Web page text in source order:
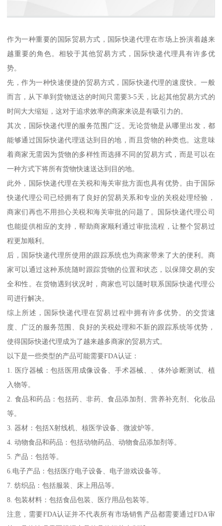
作为一种重要的国际贸易方式，国际快递代理在市场上扮演着越来
越重要的角色。相较于其他贸易方式，国际快递代理具有许多优
势。
先，作为一种快速便捷的贸易方式，国际快递代理的速度快。一般
而言，从下单到货物送达的时间只需要3-5天，比起其他贸易方式的
时间大大缩短，这对于追求效率的商家来说是有吸引力的。
其次，国际快递代理的服务范围广泛。无论货物是从哪里出发，都
能够通过国际快递代理送达到目的地，而且货物的种类也。这意味
着商家无需因为货物的多样性而选择不同的贸易方式，而是可以在
一种方式下将所有货物快速送达到目的地。
此外，国际快递代理在关税和海关审批方面也具有优势。由于国际
快递代理公司已经拥有了良好的贸易关系和专业的关税处理经验，
商家们再也不用担心关税和海关审批的问题了。国际快递代理公司
也能提供相应的支持，帮助商家顺利通过审批流程，让整个贸易过
程更加顺利。
后，国际快递代理所使用的跟踪系统也为商家带来了大的便利。商
家可以通过这种系统随时跟踪货物的位置和状态，以保障交易的安
全和性。在货物遇到状况时，商家也可以随时联系国际快递代理公
司进行解决。
综上所述，国际快递代理在贸易过程中拥有许多优势。的交货速
度、广泛的服务范围、良好的关税处理和不新的跟踪系统等优势，
使得国际快递代理成为了越来越多商家的贸易方式。
以下是一些类型的产品可能需要FDA认证：
1. 医疗器械：包括医用成像设备、手术器械、、体外诊断测试、植
入物等。
2. 食品和药品：包括药、非药、食品添加剂、营养补充剂、化妆品
等。
3. 器材：包括X射线机、核医学设备、微波炉等。
4. 动物食品和药品：包括动物药品、动物食品添加剂等。
5. 产品：包括等。
6.电子产品：包括医疗电子设备、电子游戏设备等。
7. 纺织品：包括服装、床上用品等。
8. 包装材料：包括食品包装、医疗用品包装等。
注意，需要FDA认证并不代表所有市场销售产品都需要通过FDA审